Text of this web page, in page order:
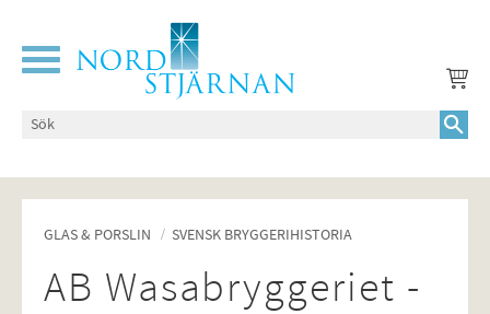
Meny
GLAS & PORSLIN SVENSK BRYGGERIHISTORIA
AB Wasabryggeriet -